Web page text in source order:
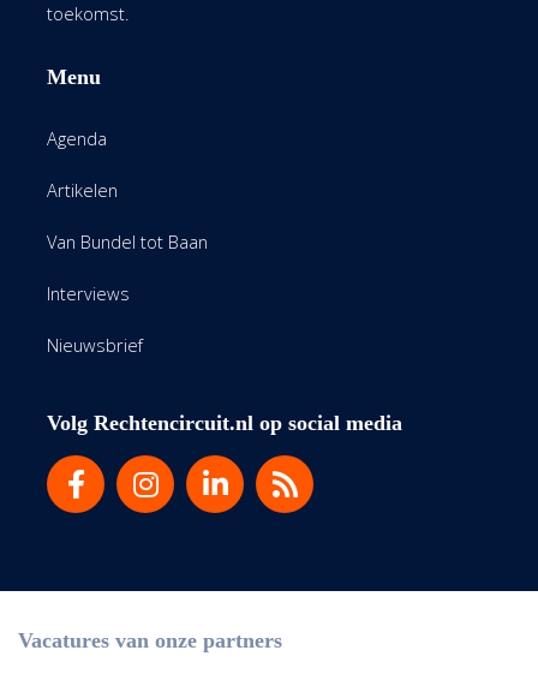
toekomst.
Menu
Agenda
Artikelen
Van Bundel tot Baan
Interviews
Nieuwsbrief
Volg Rechtencircuit.nl op social media
Vacatures van onze partners